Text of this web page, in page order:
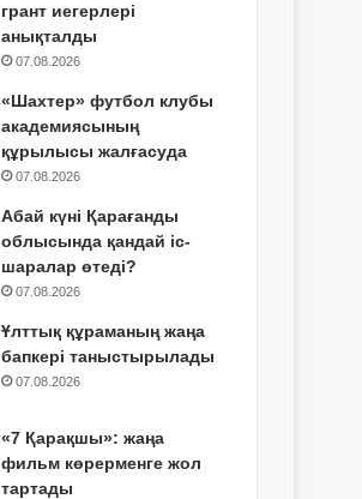
грант иегерлері
анықталды
07.08.2026
«Шахтер» футбол клубы
академиясының
құрылысы жалғасуда
07.08.2026
Абай күні Қарағанды
облысында қандай іс-
шаралар өтеді?
07.08.2026
Ұлттық құраманың жаңа
бапкері таныстырылады
07.08.2026
«7 Қарақшы»: жаңа
фильм көрерменге жол
тартады